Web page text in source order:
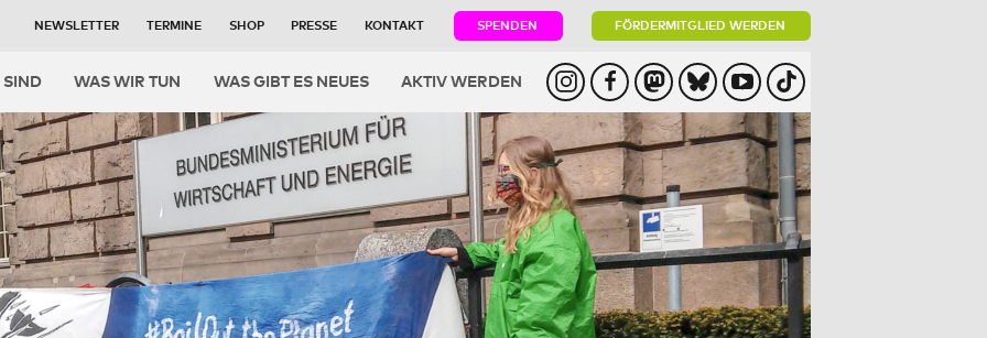
NEWSLETTER TERMINE SHOP PRESSE KONTAKT SPENDEN FÖRDERMITGLIED WERDEN
SIND WAS WIR TUN WAS GIBT ES NEUES AKTIV WERDEN